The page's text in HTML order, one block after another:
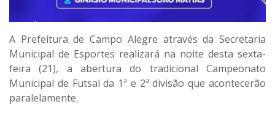
A Prefeitura de Campo Alegre através da Secretaria
Municipal de Esportes realizará na noite desta sexta-
feira (21), a abertura do tradicional Campeonato
Municipal de Futsal da 1ª e 2ª divisão que acontecerão
paralelamente.